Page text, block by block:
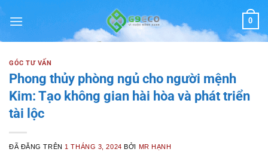
Chuyển
đến
0
GÓC TƯ VẤN
Phong thủy phòng ngủ cho người mệnh
Kim: Tạo không gian hài hòa và phát triển
tài lộc
ĐÃ ĐĂNG TRÊN 1 THÁNG 3, 2024 BỞI MR HẠNH